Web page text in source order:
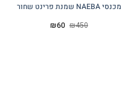
מכנסי NAEBA שמנת פרינט שחור
₪450 המחיר
₪60 המחיר